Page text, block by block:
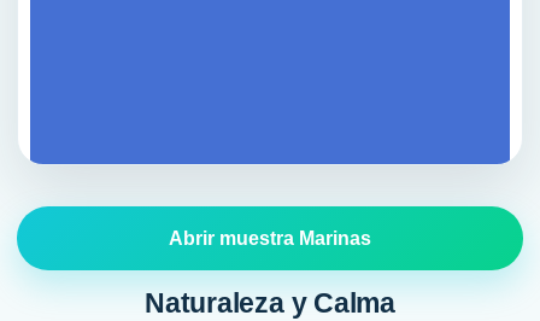
Abrir muestra Marinas
Naturaleza y Calma